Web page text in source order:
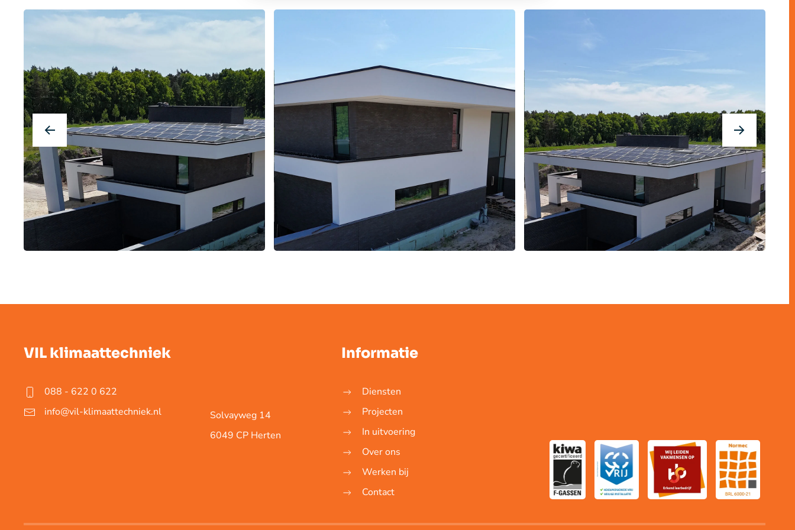
VIL klimaattechniek
088 - 622 0 622
info@vil-klimaattechniek.nl
Solvayweg 14
6049 CP Herten
Informatie
Diensten
Projecten
In uitvoering
Over ons
Werken bij
Contact